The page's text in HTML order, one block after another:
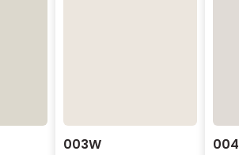
003W